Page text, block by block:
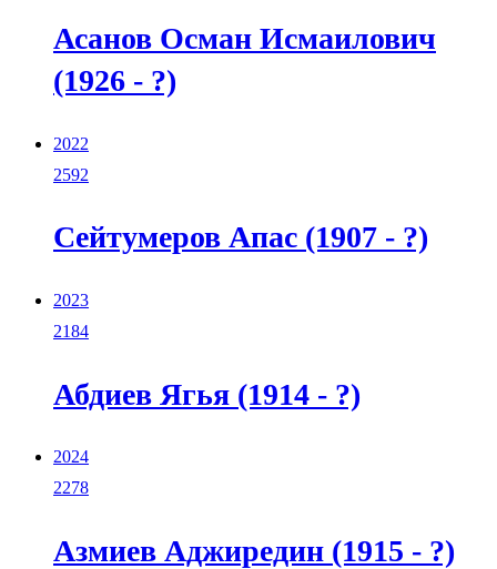
Асанов Осман Исмаилович
(1926 - ?)
2022
2592
Сейтумеров Апас (1907 - ?)
2023
2184
Абдиев Ягья (1914 - ?)
2024
2278
Азмиев Аджиредин (1915 - ?)